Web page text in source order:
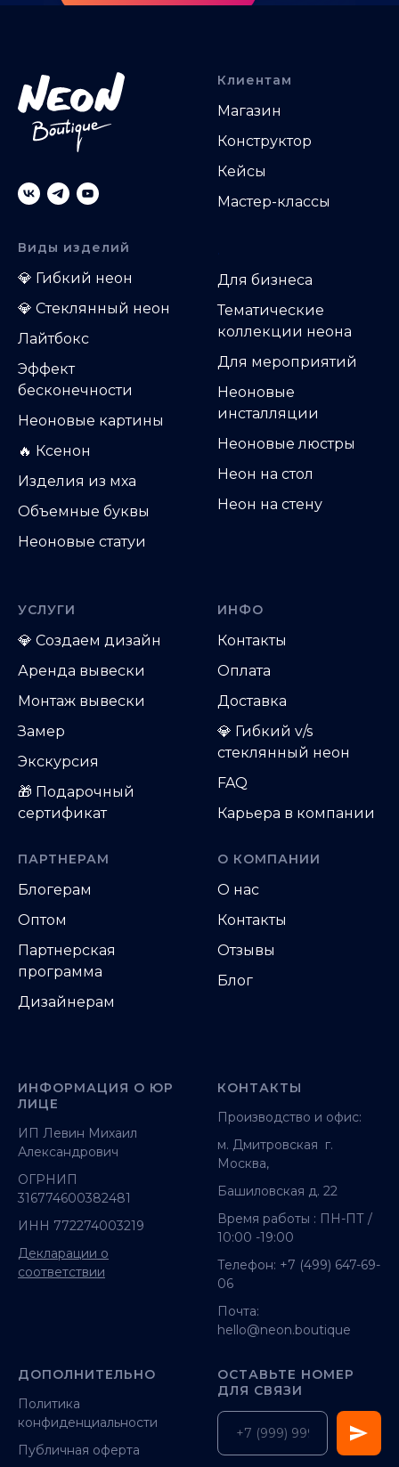
Клиентам
Магазин
Конструктор
Кейсы
Мастер-классы
Виды изделий
💎 Гибкий неон
💎 Стеклянный неон
Лайтбокс
Эффект
бесконечности
Неоновые картины
🔥 Ксенон
Изделия из мха
Объемные буквы
Неоновые статуи
Для бизнеса
Тематические
коллекции неона
Для мероприятий
Неоновые
инсталляции
Неоновые люстры
Неон на стол
Неон на стену
УСЛУГИ
💎 Создаем дизайн
Аренда вывески
Монтаж вывески
Замер
Экскурсия
🎁 Подарочный
сертификат
ИНФО
Контакты
Оплата
Доставка
💎 Гибкий v/s
стеклянный неон
FAQ
Карьера в компании
ПАРТНЕРАМ
Блогерам
Оптом
Партнерская
программа
Дизайнерам
О КОМПАНИИ
О нас
Контакты
Отзывы
Блог
ИНФОРМАЦИЯ О ЮР
ЛИЦЕ
ИП Левин Михаил
Александрович
ОГРНИП
316774600382481
ИНН 772274003219
Декларации о
соответствии
КОНТАКТЫ
Производство и офис:
м. Дмитровская г.
Москва,
Башиловская д. 22
Время работы : ПН-ПТ /
10:00 -19:00
Телефон: +7 (499) 647-69-
06
Почта:
hello@neon.boutique
ДОПОЛНИТЕЛЬНО
Политика
конфиденциальности
Публичная оферта
ОСТАВЬТЕ НОМЕР
ДЛЯ СВЯЗИ